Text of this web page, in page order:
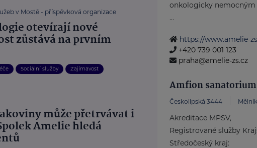
v Mostě - příspěvková organizace
otevírají nové
zůstává na prvním
Sociální služby Zajímavost
může přetrvávat i
Amelie hledá
onkologicky nemocným
...
https://www.amelie-
+420 739 001 123
praha@amelie-zs.cz
Amfion
Českolipská 3444 Mělník
Akreditace MPSV,
Registrované služby
Středočeský kraj: